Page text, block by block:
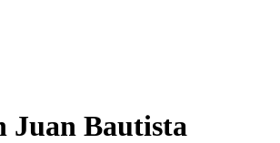
Juan Bautista